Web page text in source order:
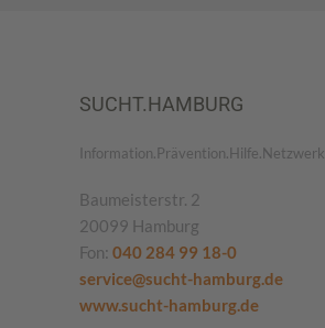
SUCHT.HAMBURG
Information.Prävention.Hilfe.Netzwerk.
Baumeisterstr. 2
20099 Hamburg
Fon: 040 284 99 18-0
service@sucht-hamburg.de
www.sucht-hamburg.de